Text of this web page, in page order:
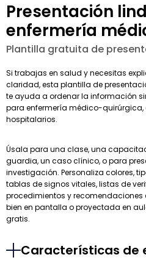
Presentación
enfermería
Plantilla gratuita de
Si trabajas en salud y necesitas
claridad, esta plantilla de
te ayuda a ordenar la información
para enfermería médico-quirúrgica,
hospitalarios.
Úsala para una clase, una
guardia, un caso clínico, o para
investigación. Personaliza colores,
tablas de signos vitales, listas de
procedimientos y
bien en pantalla o proyectada en
gratis.
Características de